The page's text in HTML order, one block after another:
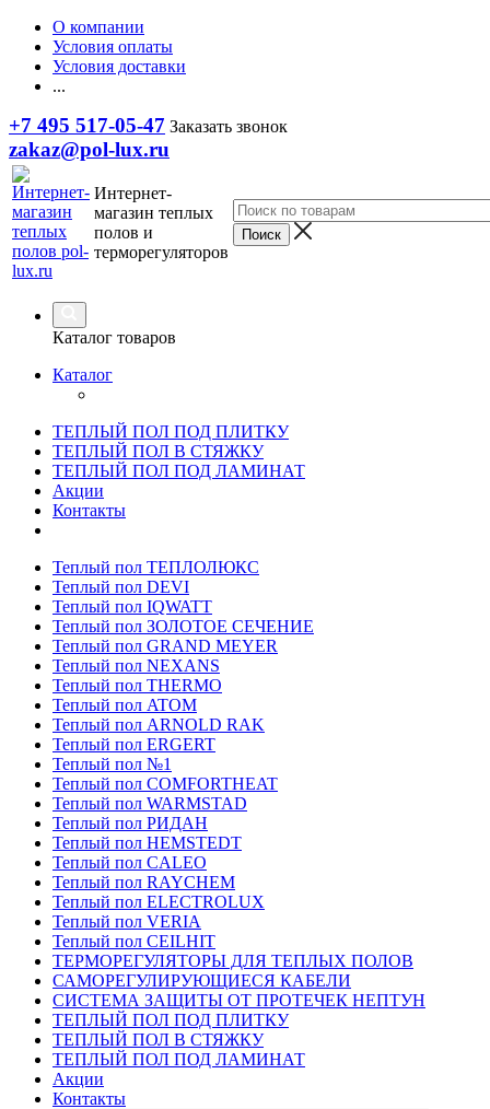
О компании
Условия оплаты
Условия доставки
...
+7 495 517-05-47 Заказать звонок
zakaz@pol-lux.ru
Интернет-
магазин теплых
полов и
терморегуляторов
Каталог товаров
Каталог
ТЕПЛЫЙ ПОЛ ПОД ПЛИТКУ
ТЕПЛЫЙ ПОЛ В СТЯЖКУ
ТЕПЛЫЙ ПОЛ ПОД ЛАМИНАТ
Акции
Контакты
Теплый пол ТЕПЛОЛЮКС
Теплый пол DEVI
Теплый пол IQWATT
Теплый пол ЗОЛОТОЕ СЕЧЕНИЕ
Теплый пол GRAND MEYER
Теплый пол NEXANS
Теплый пол THERMO
Теплый пол ATOM
Теплый пол ARNOLD RAK
Теплый пол ERGERT
Теплый пол №1
Теплый пол COMFORTHEAT
Теплый пол WARMSTAD
Теплый пол РИДАН
Теплый пол HEMSTEDT
Теплый пол CALEO
Теплый пол RAYCHEM
Теплый пол ELECTROLUX
Теплый пол VERIA
Теплый пол CEILHIT
ТЕРМОРЕГУЛЯТОРЫ ДЛЯ ТЕПЛЫХ ПОЛОВ
САМОРЕГУЛИРУЮЩИЕСЯ КАБЕЛИ
СИСТЕМА ЗАЩИТЫ ОТ ПРОТЕЧЕК НЕПТУН
ТЕПЛЫЙ ПОЛ ПОД ПЛИТКУ
ТЕПЛЫЙ ПОЛ В СТЯЖКУ
ТЕПЛЫЙ ПОЛ ПОД ЛАМИНАТ
Акции
Контакты